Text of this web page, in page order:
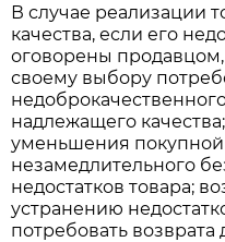
В случае реализации
качества, если его
оговорены
своему выбору
надлежащего
уменьшения покупной
незамедлительного
недостатков товара;
устранению
потребовать возврата